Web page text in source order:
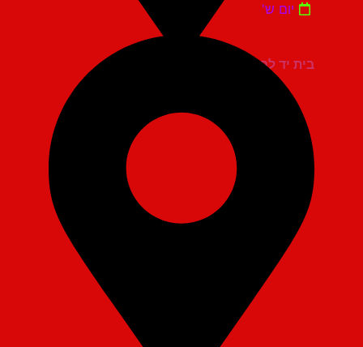
בית יד לבנים אשדוד
יום ש'